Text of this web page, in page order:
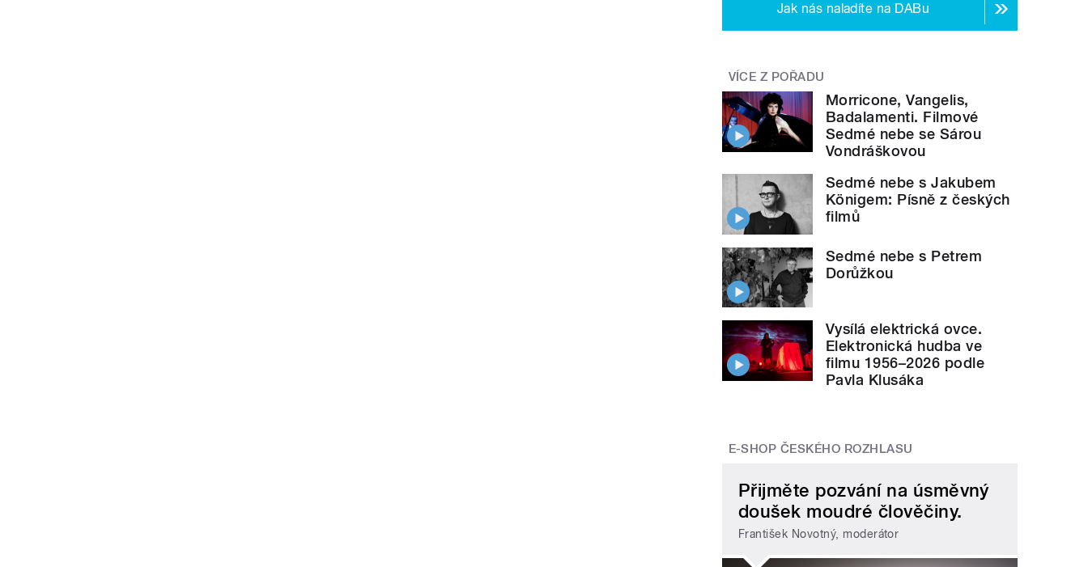
Jak nás naladíte na DABu
VÍCE Z POŘADU
Morricone, Vangelis,
Badalamenti. Filmové
Sedmé nebe se Sárou
Vondráškovou
Sedmé nebe s Jakubem
Königem: Písně z českých
filmů
Sedmé nebe s Petrem
Dorůžkou
Vysílá elektrická ovce.
Elektronická hudba ve
filmu 1956–2026 podle
Pavla Klusáka
E-SHOP ČESKÉHO ROZHLASU
Přijměte pozvání na úsměvný
doušek moudré člověčiny.
František Novotný, moderátor